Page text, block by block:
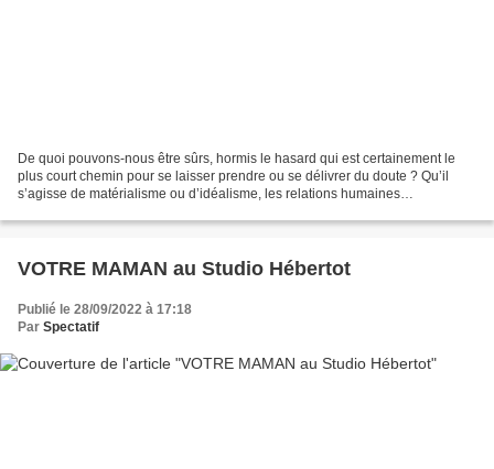
De quoi pouvons-nous être sûrs, hormis le hasard qui est certainement le
plus court chemin pour se laisser prendre ou se délivrer du doute ? Qu’il
s’agisse de matérialisme ou d’idéalisme, les relations humaines
VOTRE MAMAN au Studio Hébertot
Publié le 28/09/2022 à 17:18
Par Spectatif